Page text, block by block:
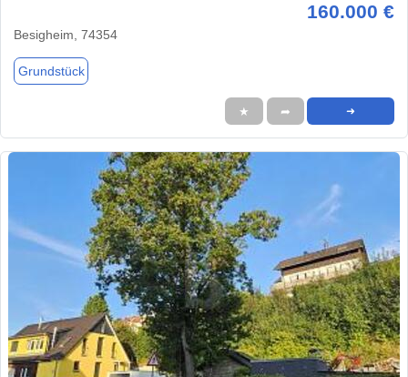
160.000 €
Besigheim, 74354
Grundstück
★ ➦ ➜